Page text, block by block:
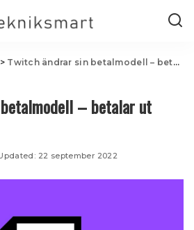
> Twitch ändrar sin betalmodell – betalar ut mindre pengar
– betalar ut
22 september 2022